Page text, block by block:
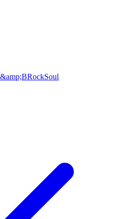
RockSoul